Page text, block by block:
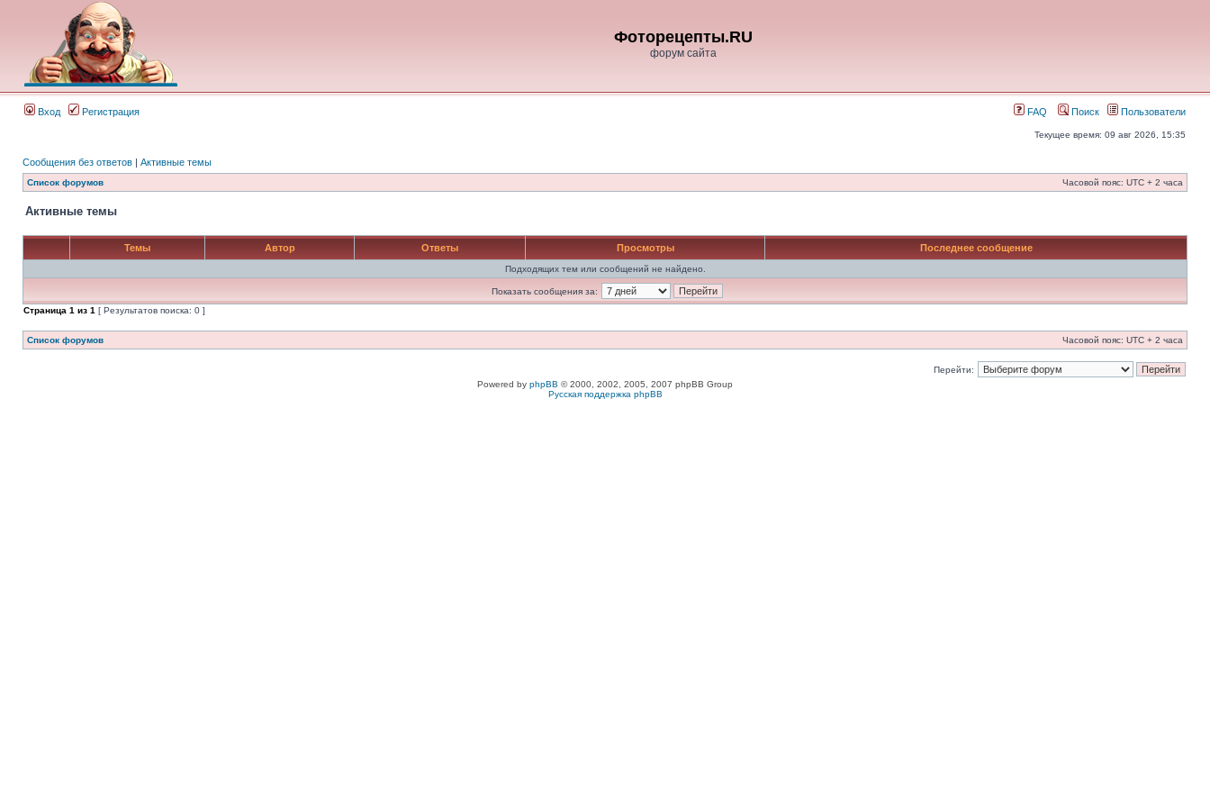
Фоторецепты.RU
форум сайта
Вход Регистрация FAQ Поиск Пользователи
Текущее время: 09 авг 2026, 15:35
Сообщения без ответов | Активные темы
Список форумов Часовой пояс: UTC + 2 часа
Активные темы
Темы Автор Ответы Просмотры Последнее сообщение
Подходящих тем или сообщений не найдено.
Показать сообщения за:
Страница 1 из 1 [ Результатов поиска: 0 ]
Список форумов Часовой пояс: UTC + 2 часа
Перейти:
Powered by phpBB © 2000, 2002, 2005, 2007 phpBB Group
Русская поддержка phpBB